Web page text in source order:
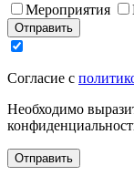
Мероприятия
Отправить
Согласие с
Необходимо
Отправить